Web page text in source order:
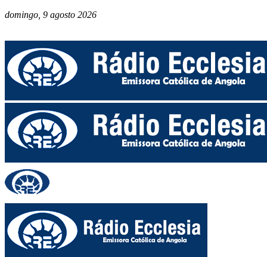
domingo, 9 agosto 2026